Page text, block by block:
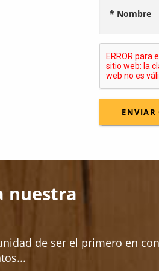
* Nombre
nuestra
de ser el primero en